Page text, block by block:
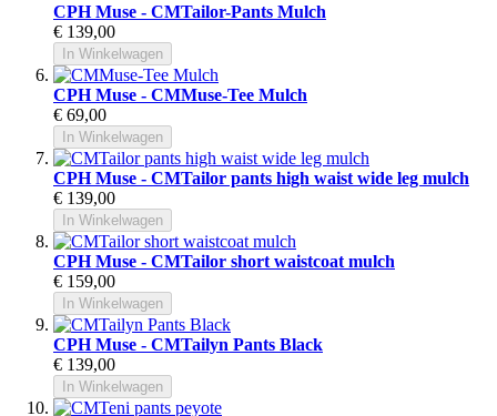
CPH Muse - CMTailor-Pants Mulch
€ 139,00
In Winkelwagen
CPH Muse - CMMuse-Tee Mulch
€ 69,00
In Winkelwagen
CPH Muse - CMTailor pants high waist wide leg mulch
€ 139,00
In Winkelwagen
CPH Muse - CMTailor short waistcoat mulch
€ 159,00
In Winkelwagen
CPH Muse - CMTailyn Pants Black
€ 139,00
In Winkelwagen